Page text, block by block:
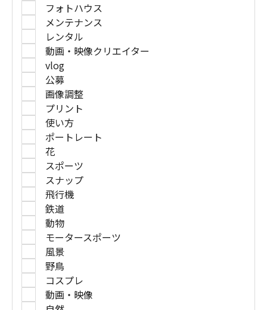
フォトハウス
メンテナンス
レンタル
動画・映像クリエイター
vlog
公募
画像調整
プリント
使い方
ポートレート
花
スポーツ
スナップ
飛行機
鉄道
動物
モータースポーツ
風景
野鳥
コスプレ
動画・映像